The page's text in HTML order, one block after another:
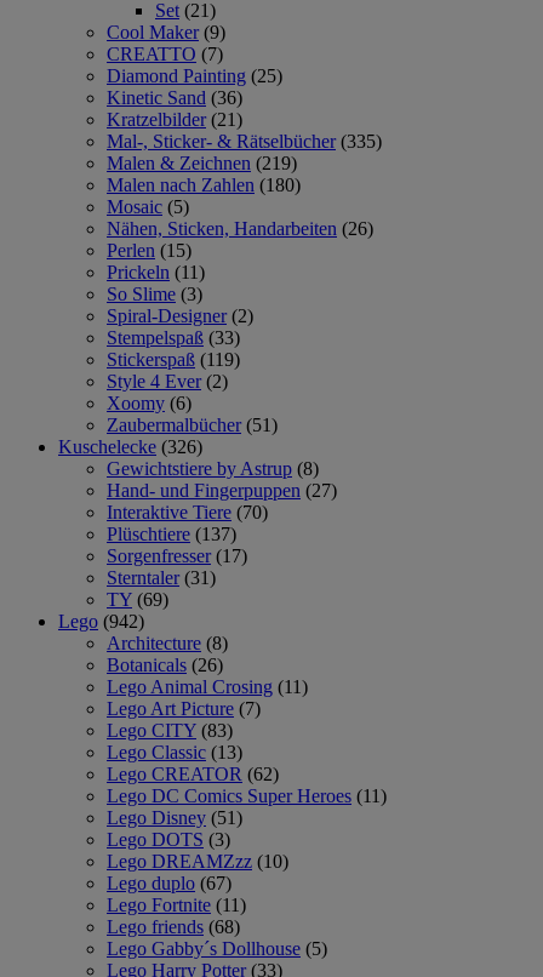
Set (21)
Cool Maker (9)
CREATTO (7)
Diamond Painting (25)
Kinetic Sand (36)
Kratzelbilder (21)
Mal-, Sticker- & Rätselbücher (335)
Malen & Zeichnen (219)
Malen nach Zahlen (180)
Mosaic (5)
Nähen, Sticken, Handarbeiten (26)
Perlen (15)
Prickeln (11)
So Slime (3)
Spiral-Designer (2)
Stempelspaß (33)
Stickerspaß (119)
Style 4 Ever (2)
Xoomy (6)
Zaubermalbücher (51)
Kuschelecke (326)
Gewichtstiere by Astrup (8)
Hand- und Fingerpuppen (27)
Interaktive Tiere (70)
Plüschtiere (137)
Sorgenfresser (17)
Sterntaler (31)
TY (69)
Lego (942)
Architecture (8)
Botanicals (26)
Lego Animal Crosing (11)
Lego Art Picture (7)
Lego CITY (83)
Lego Classic (13)
Lego CREATOR (62)
Lego DC Comics Super Heroes (11)
Lego Disney (51)
Lego DOTS (3)
Lego DREAMZzz (10)
Lego duplo (67)
Lego Fortnite (11)
Lego friends (68)
Lego Gabby´s Dollhouse (5)
Lego Harry Potter (33)